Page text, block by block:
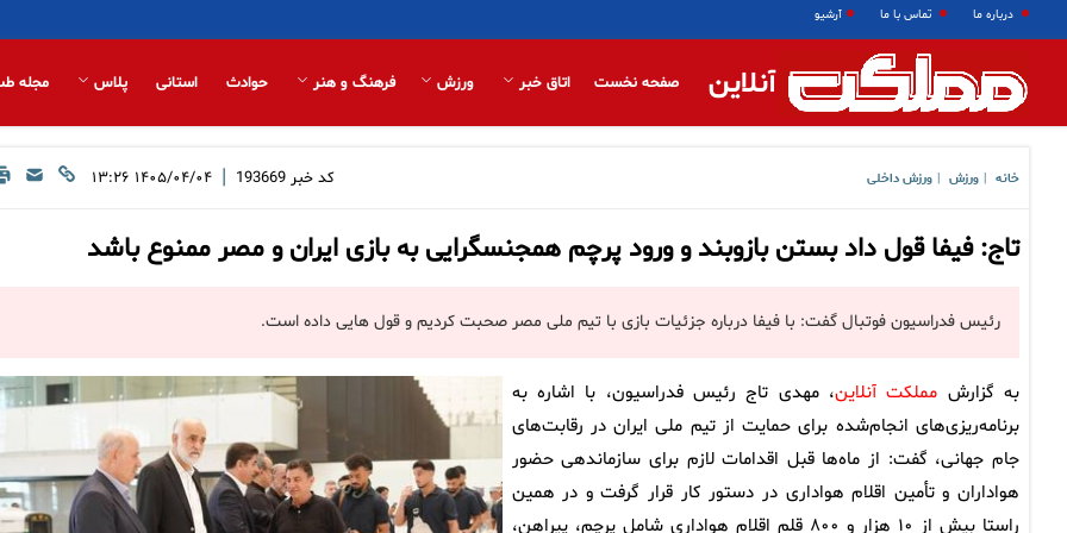
درباره ما تماس با ما آرشیو
آنلاین صفحه نخست اتاق خبر ورزش فرهنگ و هنر حوادث استانی پلاس مجله
خانه ورزش ورزش داخلی کد خبر 193669
| ۱۴۰۵/۰۴/۰۴ ۱۳:۲۶
تاج: فیفا قول داد بستن بازوبند و ورود پرچم همجنسگرایی به بازی ایران و مصر ممنوع باشد
رئیس فدراسیون فوتبال گفت: با فیفا درباره جزئیات بازی با تیم ملی مصر صحبت کردیم و قول هایی داده است.
به گزارش مملکت آنلاین، مهدی تاج رئیس فدراسیون، با اشاره به
برنامه‌ریزی‌های انجام‌شده برای حمایت از تیم ملی ایران در رقابت‌های
جام جهانی، گفت: از ماه‌ها قبل اقدامات لازم برای سازماندهی حضور
هواداران و تأمین اقلام هواداری در دستور کار قرار گرفت و در همین
راستا بیش از ۱۰ هزار و ۸۰۰ قلم اقلام هواداری شامل پرچم، پیراهن،